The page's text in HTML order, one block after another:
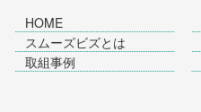
HOME
スムーズビズとは
取組事例